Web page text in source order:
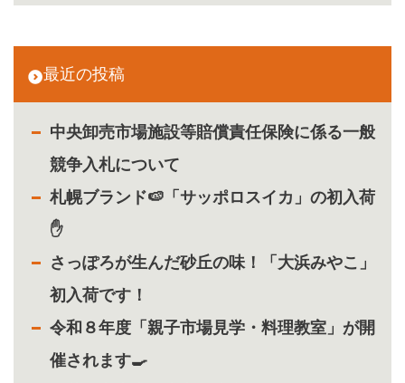
最近の投稿
中央卸売市場施設等賠償責任保険に係る一般
競争入札について
札幌ブランド🍉「サッポロスイカ」の初入荷
✋
さっぽろが生んだ砂丘の味！「大浜みやこ」
初入荷です！
令和８年度「親子市場見学・料理教室」が開
催されます🍳